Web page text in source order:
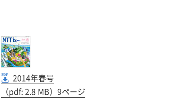
2014年春号
（pdf: 2.8 MB）9ページ